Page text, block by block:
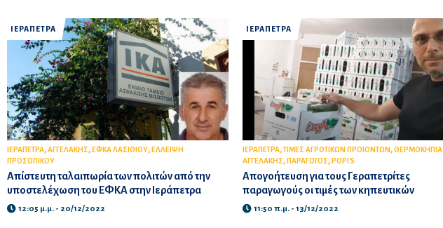
ΙΕΡΑΠΕΤΡΑ
ΙΕΡΑΠΕΤΡΑ,ΑΓΓΕΛΑΚΗΣ, ΕΦΚΑ ΛΑΣΙΘΙΟΥ, ΕΛΛΕΙΨΗ
ΠΡΟΣΩΠΙΚΟΥ
Απίστευτη ταλαιπωρία των πολιτών από την
υποστελέχωση του ΕΦΚΑ στην Ιεράπετρα
12:05 μ.μ. - 20/12/2022
ΙΕΡΑΠΕΤΡΑ
ΙΕΡΑΠΕΤΡΑ,ΤΙΜΕΣ ΑΓΡΟΤΙΚΩΝ ΠΡΟΙΟΝΤΩΝ,ΘΕΡΜΟΚΗΠΙΑ
ΑΓΓΕΛΑΚΗΣ, ΠΑΡΑΓΩΓΟΣ, POPI'S
Απογοήτευση για τους Γεραπετρίτες
παραγωγούς οι τιμές των κηπευτικών
11:50 π.μ. - 13/12/2022